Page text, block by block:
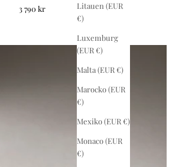
Litauen (EUR
€)
Luxemburg
(EUR €)
Malta (EUR €)
Marocko (EUR
€)
Mexiko (EUR €)
Monaco (EUR
€)
REA-pris
3 790 kr